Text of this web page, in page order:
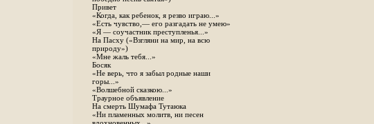
Привет
«Когда, как ребенок, я резво играю...»
«Есть чувство,— его разгадать не умею»
«Я — соучастник преступленья...»
На Пасху («Взгляни на мир, на всю
природу»)
«Мне жаль тебя...»
Босяк
«Не верь, что я забыл родные наши
горы...»
«Волшебной сказкою...»
Траурное объявление
На смерть Шумафа Тутаюка
«Ни пламенных молитв, ни песен